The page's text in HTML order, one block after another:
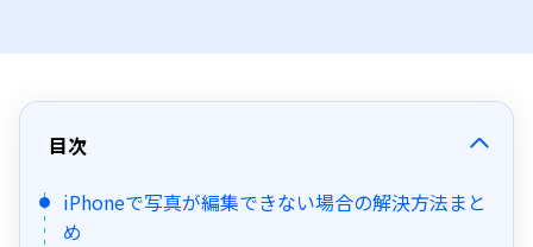
目次
iPhoneで写真が編集できない場合の解決方法まと
め